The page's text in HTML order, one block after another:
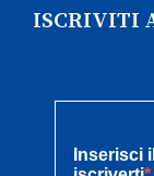
ISCRIVITI